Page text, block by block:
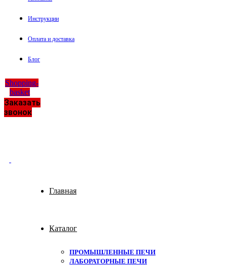
Инструкции
Оплата и доставка
Блог
Shopping-
basket
Заказать
звонок
Главная
Каталог
ПРОМЫШЛЕННЫЕ ПЕЧИ
ЛАБОРАТОРНЫЕ ПЕЧИ